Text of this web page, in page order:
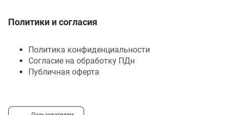
Политики и согласия
Политика конфиденциальности
Согласие на обработку ПДн
Публичная оферта